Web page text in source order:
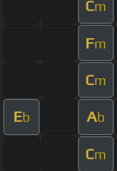
Cm
Fm
Cm
Eb Ab
Cm